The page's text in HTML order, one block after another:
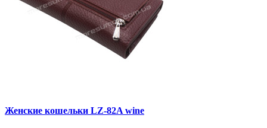
Женские кошельки LZ-82A wine